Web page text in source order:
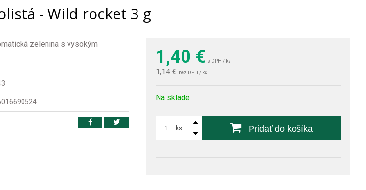
- Wild rocket 3 g
1,40 € s DPH / ks
1,14 € bez DPH / ks
Na sklade
ks Pridať do košíka
zelenina s vysokým